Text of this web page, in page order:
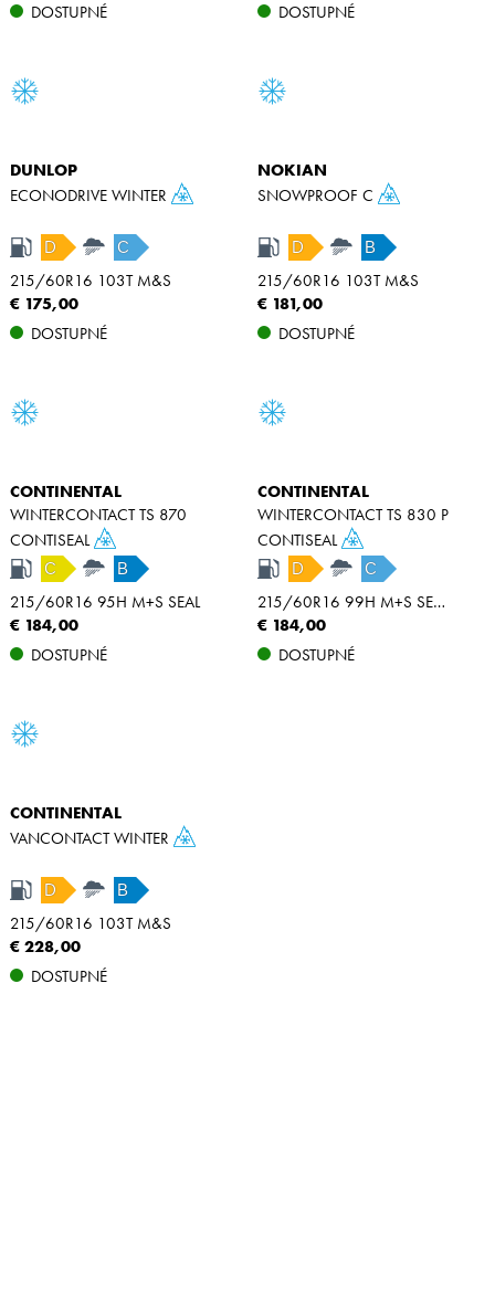
DOSTUPNÉ DOSTUPNÉ
DUNLOP
ECONODRIVE WINTER
D C
215/60R16 103T M&S
€ 175,00
DOSTUPNÉ
NOKIAN
SNOWPROOF C
D B
215/60R16 103T M&S
€ 181,00
DOSTUPNÉ
CONTINENTAL
WINTERCONTACT TS 870
CONTISEAL
C B
215/60R16 95H M+S SEAL
€ 184,00
DOSTUPNÉ
CONTINENTAL
WINTERCONTACT TS 830 P
CONTISEAL
D C
215/60R16 99H M+S SEAL XL
€ 184,00
DOSTUPNÉ
CONTINENTAL
VANCONTACT WINTER
D B
215/60R16 103T M&S
€ 228,00
DOSTUPNÉ